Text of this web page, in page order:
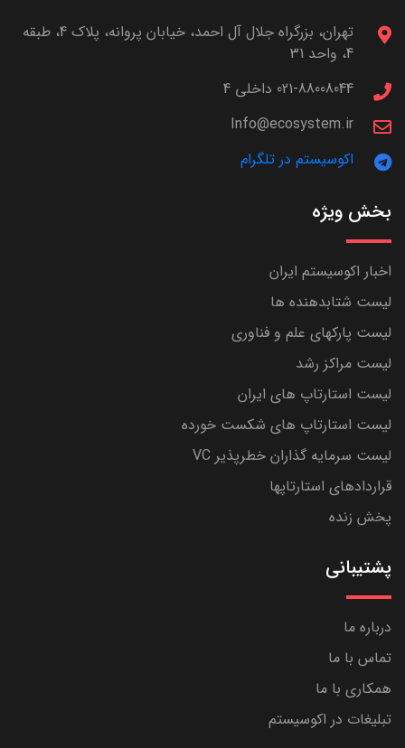
تهران، بزرگراه جلال آل احمد، خیابان پروانه، پلاک 4، طبقه
4، واحد 31
021-88008044 داخلی 4
Info@ecosystem.ir
اکوسیستم در تلگرام
بخش ویژه
اخبار اکوسیستم ایران
لیست شتابدهنده ها
لیست پارکهای علم و فناوری
لیست مراکز رشد
لیست استارتاپ های ایران
لیست استارتاپ های شکست خورده
لیست سرمایه گذاران خطرپذیر VC
قراردادهای استارتاپها
پخش زنده
پشتیبانی
درباره ما
تماس با ما
همکاری با ما
تبلیغات در اکوسیستم